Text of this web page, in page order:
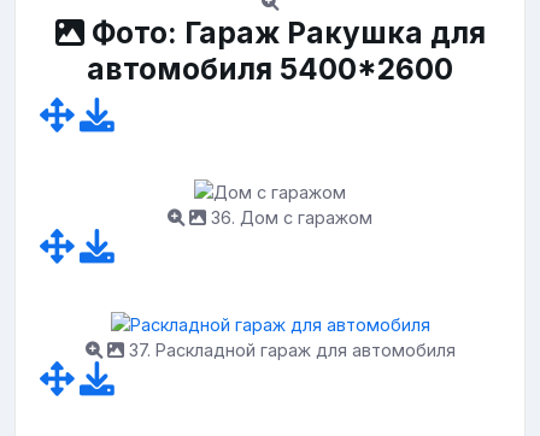
Фото: Гараж Ракушка для
автомобиля 5400*2600
36. Дом с гаражом
37. Раскладной гараж для автомобиля